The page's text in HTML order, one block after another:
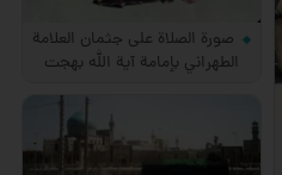
صورة الصلاة على جثمان العلامة
الطهراني بإمامة آية الله بهجت